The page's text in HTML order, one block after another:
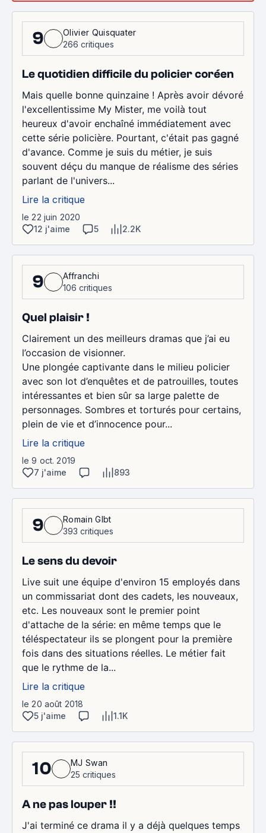
9
Olivier Quisquater
266 critiques
Le quotidien difficile du policier coréen
Mais quelle bonne quinzaine ! Après avoir dévoré
l'excellentissime My Mister, me voilà tout
heureux d'avoir enchaîné immédiatement avec
cette série policière. Pourtant, c'était pas gagné
d'avance. Comme je suis du métier, je suis
souvent déçu du manque de réalisme des séries
parlant de l'univers...
Lire la critique
le 22 juin 2020
12 j'aime
5 2.2K
9
Affranchi
106 critiques
Quel plaisir !
Clairement un des meilleurs dramas que j’ai eu
l’occasion de visionner.
Une plongée captivante dans le milieu policier
avec son lot d’enquêtes et de patrouilles, toutes
intéressantes et bien sûr sa large palette de
personnages. Sombres et torturés pour certains,
plein de vie et d’innocence pour...
Lire la critique
le 9 oct. 2019
7 j'aime
893
9
Romain Glbt
393 critiques
Le sens du devoir
Live suit une équipe d'environ 15 employés dans
un commissariat dont des cadets, les nouveaux,
etc. Les nouveaux sont le premier point
d'attache de la série: en même temps que le
téléspectateur ils se plongent pour la première
fois dans des situations réelles. Le métier fait
que le rythme de la...
Lire la critique
le 20 août 2018
5 j'aime
1.1K
10
MJ Swan
25 critiques
A ne pas louper !!
J'ai terminé ce drama il y a déjà quelques temps